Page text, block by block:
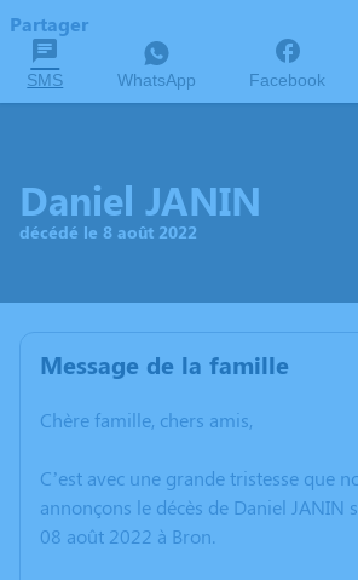
Partager
SMS WhatsApp Facebook
Daniel JANIN
décédé le 8 août 2022
Message de la famille
Chère famille, chers amis,
C’est avec une grande tristesse que
annonçons le décès de Daniel JANIN
08 août 2022 à Bron.